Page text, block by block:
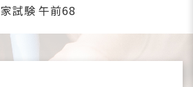
試験 午前68